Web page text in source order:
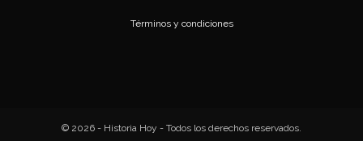
Términos y condiciones
© 2026 - Historia Hoy - Todos los derechos reservados.